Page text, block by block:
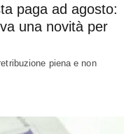
paga ad agosto:
una novità per
piena e non